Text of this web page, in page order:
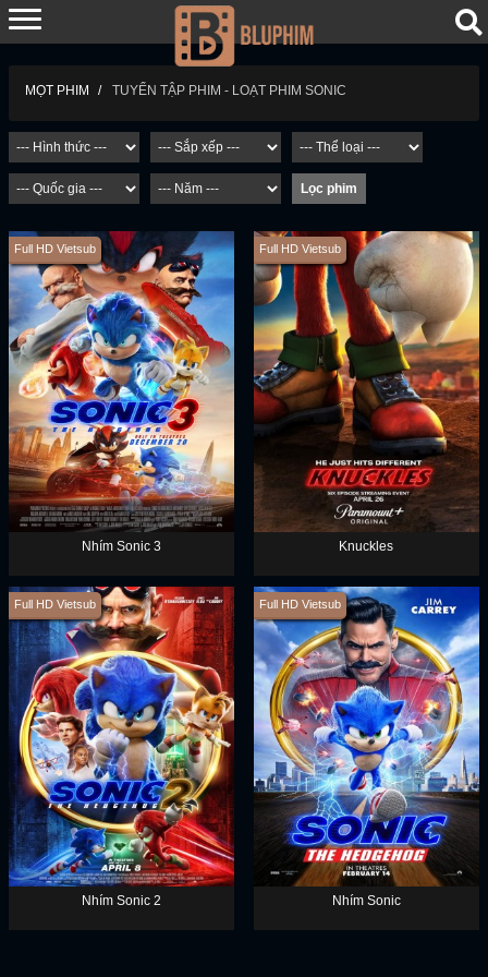
MỌT PHIM TUYỂN TẬP PHIM - LOẠT PHIM SONIC
Full HD Vietsub
Nhím Sonic 3
Full HD Vietsub
Knuckles
Full HD Vietsub
Nhím Sonic 2
Full HD Vietsub
Nhím Sonic